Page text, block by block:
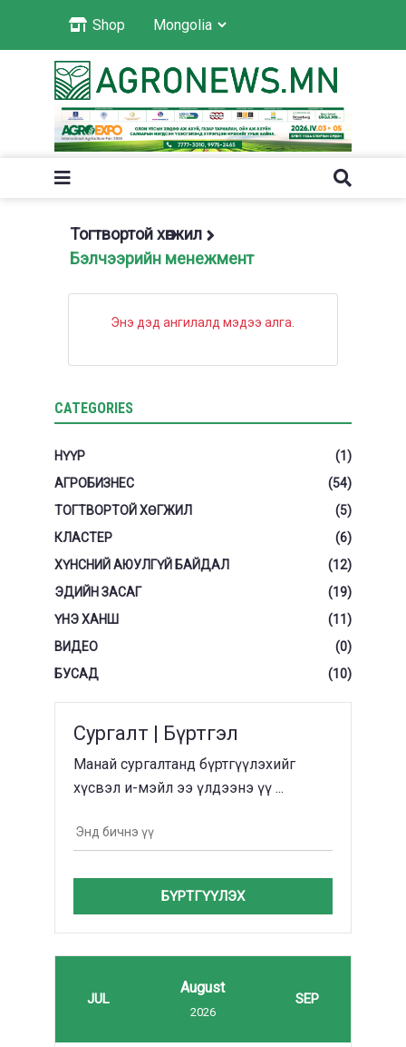
Shop
Тогтвортой хөгжил
Бэлчээрийн менежмент
Энэ дэд ангилалд мэдээ алга.
CATEGORIES
НҮҮР
(1)
АГРОБИЗНЕС
(54)
ТОГТВОРТОЙ ХӨГЖИЛ
(5)
КЛАСТЕР
(6)
ХҮНСНИЙ АЮУЛГҮЙ БАЙДАЛ
(12)
ЭДИЙН ЗАСАГ
(19)
ҮНЭ ХАНШ
(11)
ВИДЕО
(0)
БУСАД
(10)
Сургалт | Бүртгэл
Манай сургалтанд бүртгүүлэхийг
хүсвэл и-мэйл ээ үлдээнэ үү ...
БҮРТГҮҮЛЭХ
JUL
August
2026
SEP